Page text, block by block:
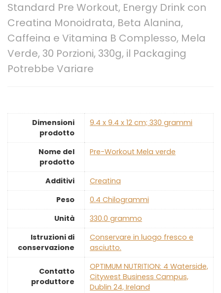
Standard Pre Workout, Energy Drink con
Creatina Monoidrata, Beta Alanina,
Caffeina e Vitamina B Complesso, Mela
Verde, 30 Porzioni, 330g, il Packaging
Potrebbe Variare
Dimensioni
prodotto
‎9.4 x 9.4 x 12 cm; 330 grammi
Nome del
prodotto
‎Pre-Workout Mela verde
Additivi
‎Creatina
Peso
‎0.4 Chilogrammi
Unità
‎330.0 grammo
Istruzioni di
conservazione
‎Conservare in luogo fresco e
asciutto.
Contatto
produttore
‎OPTIMUM NUTRITION: 4 Waterside,
Citywest Business Campus,
Dublin 24, Ireland